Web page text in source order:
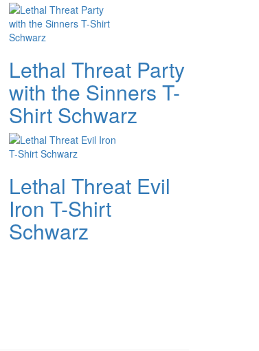
Lethal Threat Party
with the Sinners T-
Shirt Schwarz
Lethal Threat Evil
Iron T-Shirt
Schwarz